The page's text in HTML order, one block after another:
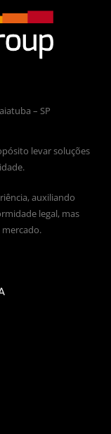
– SP
levar soluções
auxiliando
legal, mas